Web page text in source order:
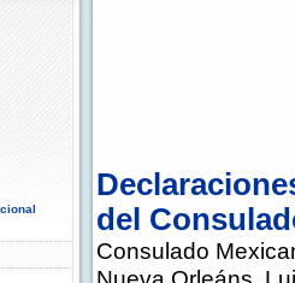
del
Consulado